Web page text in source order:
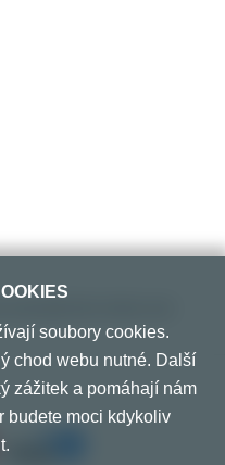
soubory cookies.
chod webu nutné. Další
zážitek a pomáhají nám
budete moci kdykoliv